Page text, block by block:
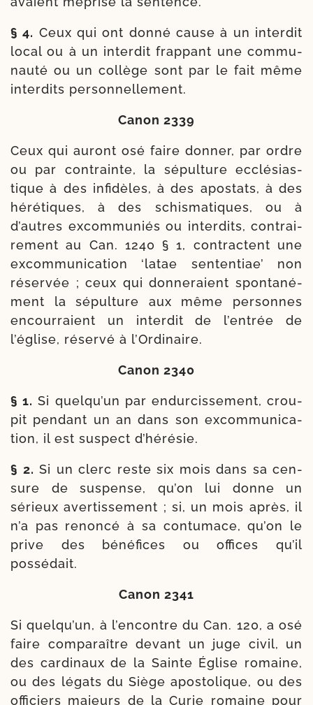
§ 4. Ceux qui ont don­né cause à un inter­dit
local ou à un inter­dit frap­pant une com­mu­
nau­té ou un col­lège sont par le fait même
inter­dits personnellement.
Canon 2339
Ceux qui auront osé faire don­ner, par ordre
ou par contrainte, la sépul­ture ecclé­sias­
tique à des infi­dèles, à des apos­tats, à des
héré­tiques, à des schis­ma­tiques, ou à
d’autres excom­mu­niés ou inter­dits, contrai­
re­ment au Can. 1240 § 1, contractent une
excom­mu­ni­ca­tion ‘latae sen­ten­tiae’ non
réser­vée ; ceux qui don­ne­raient spon­ta­né­
ment la sépul­ture aux même per­sonnes
encour­raient un inter­dit de l’entrée de
l’église, réser­vé à l’Ordinaire.
Canon 2340
§ 1. Si quelqu’un par endur­cis­se­ment, crou­
pit pen­dant un an dans son excom­mu­ni­ca­
tion, il est sus­pect d’hérésie.
§ 2. Si un clerc reste six mois dans sa cen­
sure de sus­pense, qu’on lui donne un
sérieux aver­tis­se­ment ; si, un mois après, il
n’a pas renon­cé à sa contu­mace, qu’on le
prive des béné­fices ou offices qu’il
possédait.
Canon 2341
Si quelqu’un, à l’encontre du Can. 120, a osé
faire com­pa­raître devant un juge civil, un
des car­di­naux de la Sainte Église romaine,
ou des légats du Siège apos­to­lique, ou des
offi­ciers majeurs de la Curie romaine pour